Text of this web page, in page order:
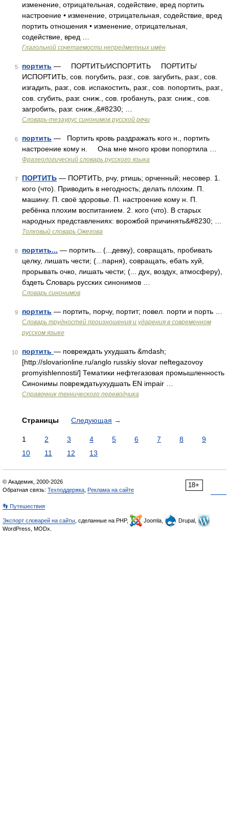
изменение, отрицательная, содействие, вред портить
настроение • изменение, отрицательная, содействие, вред
портить отношения • изменение, отрицательная,
содействие, вред …
Глагольной сочетаемости непредметных имён
5 портить — ПОРТИТЬ/ИСПОРТИТЬ ПОРТИТЬ/
ИСПОРТИТЬ, сов. погубить, разг., сов. загубить, разг., сов.
изгадить, разг., сов. испакостить, разг., сов. попортить, разг.,
сов. сгубить, разг. сниж., сов. гробануть, разг. сниж., сов.
загробить, разг. сниж.,&#8230; …
Словарь-тезаурус синонимов русской речи
6 портить — Портить кровь раздражать кого н., портить
настроение кому н. Она мне много крови попортила …
Фразеологический словарь русского языка
7 ПОРТИТЬ — ПОРТИТЬ, рчу, ртишь; орченный; несовер. 1.
кого (что). Приводить в негодность; делать плохим. П.
машину. П. своё здоровье. П. настроение кому н. П.
ребёнка плохим воспитанием. 2. кого (что). В старых
народных представлениях: ворожбой причинять&#8230; …
Толковый словарь Ожегова
8 портить... — портить... (...девку), совращать, пробивать
целку, лишать чести; (...парня), совращать, ебать хуй,
прорывать очко, лишать чести; (... дух, воздух, атмосферу),
бздеть Словарь русских синонимов …
Словарь синонимов
9 портить — портить, порчу, портит; повел. порти и порть …
Словарь трудностей произношения и ударения в современном
русском языке
10 портить — повреждать ухудшать &mdash;
[http://slovarionline.ru/anglo russkiy slovar neftegazovoy
promyishlennosti/] Тематики нефтегазовая промышленность
Синонимы повреждатьухудшать EN impair …
Справочник технического переводчика
Страницы Следующая →
1 2 3 4 5 6 7 8
9
10
11 12 13
18+
© Академик, 2000-2026
Обратная связь: Техподдержка Реклама на сайте
👣 Путешествия
Экспорт словарей на сайты , сделанные на PHP, Joomla,
Drupal,
WordPress, MODx.